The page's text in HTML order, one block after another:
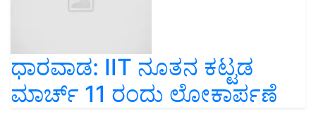
ಧಾರವಾಡ: IIT ನೂತನ ಕಟ್ಟಡ
ಮಾರ್ಚ್‌ 11 ರಂದು ಲೋಕಾರ್ಪಣೆ